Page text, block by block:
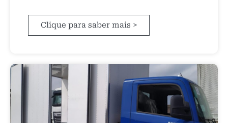
Clique para saber mais >